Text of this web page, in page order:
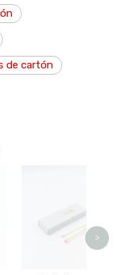
de cartón
>